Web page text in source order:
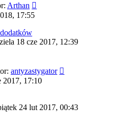
Arthan
17:55
18 cze 2017, 12:39
antyzastygator
2017, 17:10
24 lut 2017, 00:43